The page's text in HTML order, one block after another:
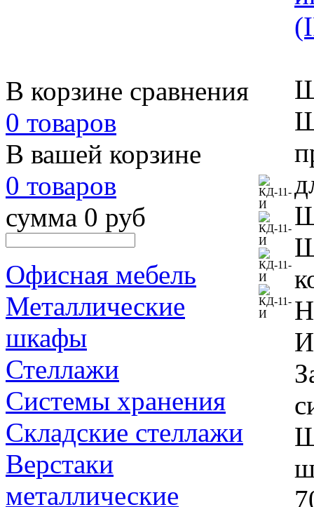
В корзине сравнения
0 товаров
В вашей корзине
0 товаров
сумма 0 руб
Офисная мебель
Металлические
шкафы
Стеллажи
Системы хранения
Складские стеллажи
Верстаки
металлические